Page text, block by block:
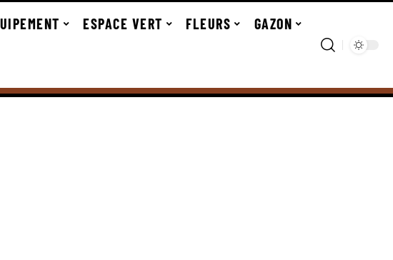
ESPACE VERT FLEURS GAZON